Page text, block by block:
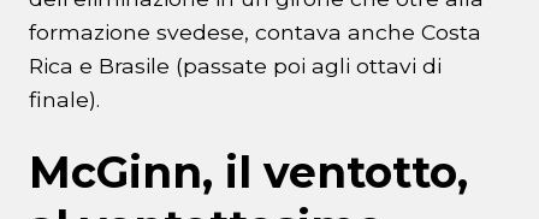
formazione svedese, contava anche Costa
Rica e Brasile (passate poi agli ottavi di
finale).
McGinn, il ventotto,